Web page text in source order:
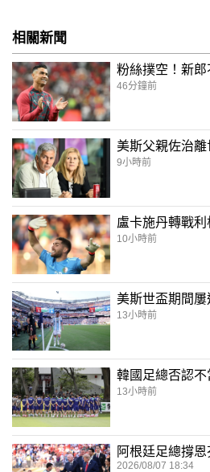
相關新聞
粉絲撲空！新
46分鐘前
美斯父親佐治離
9小時前
盧卡施丹轉戰利
10小時前
美斯世盃期間
13小時前
韓國足總否認
13小時前
阿根廷足總撐
2026/08/07 18:34